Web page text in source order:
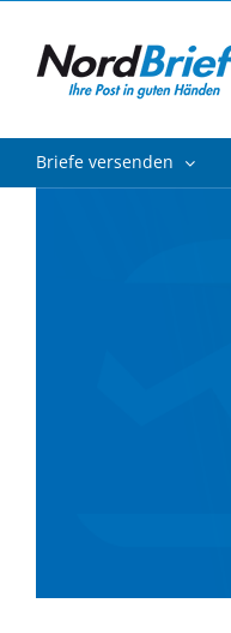
Inhalt
springen
Briefe versenden